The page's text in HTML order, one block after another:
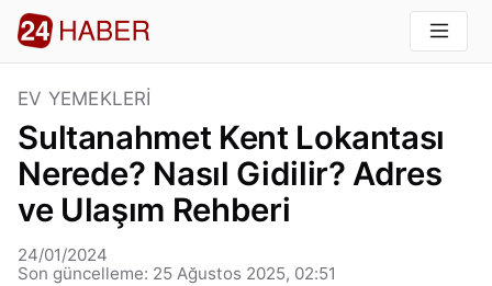
EV YEMEKLERI
Sultanahmet Kent Lokantası
Nerede? Nasıl Gidilir? Adres
ve Ulaşım Rehberi
24/01/2024
Son güncelleme: 25 Ağustos 2025, 02:51